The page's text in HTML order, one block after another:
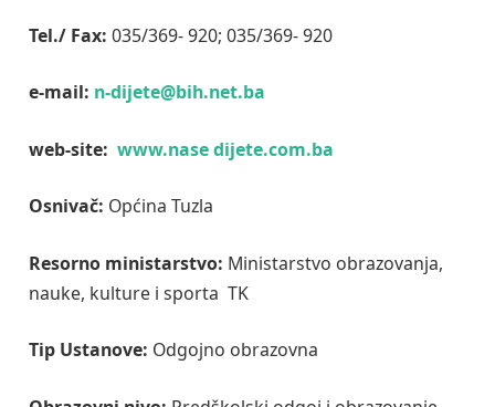
Tel./ Fax: 035/369- 920; 035/369- 920
e-mail: n-dijete@bih.net.ba
web-site: www.nasedijete.com.ba
Osnivač: Općina Tuzla
Resorno ministarstvo: Ministarstvo obrazovanja,
nauke, kulture i sporta TK
Tip Ustanove: Odgojno obrazovna